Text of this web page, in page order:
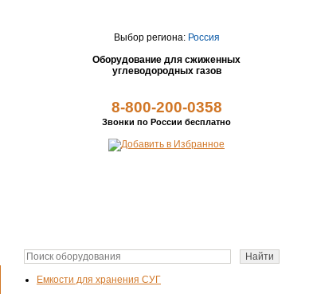
Выбор региона: Россия
Оборудование для сжиженных
углеводородных газов
8-800-200-0358
Звонки по России бесплатно
Емкости для хранения СУГ